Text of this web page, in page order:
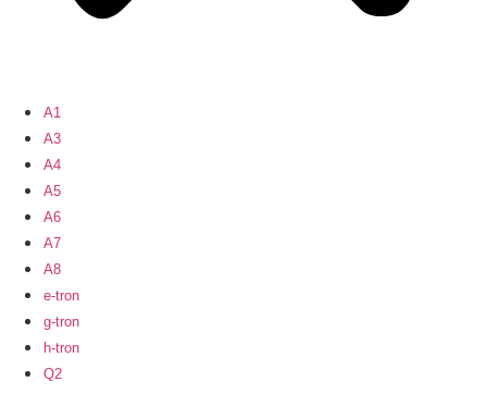
A1
A3
A4
A5
A6
A7
A8
e-tron
g-tron
h-tron
Q2